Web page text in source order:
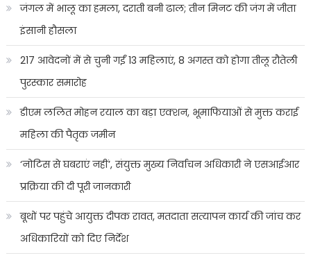
जंगल में भालू का हमला, दराती बनी ढाल; तीन मिनट की जंग में जीता
इंसानी हौसला
217 आवेदनों में से चुनी गईं 13 महिलाएं, 8 अगस्त को होगा तीलू रौतेली
पुरस्कार समारोह
डीएम ललित मोहन रयाल का बड़ा एक्शन, भूमाफियाओं से मुक्त कराई
महिला की पैतृक जमीन
‘नोटिस से घबराएं नहीं’, संयुक्त मुख्य निर्वाचन अधिकारी ने एसआईआर
प्रक्रिया की दी पूरी जानकारी
बूथों पर पहुंचे आयुक्त दीपक रावत, मतदाता सत्यापन कार्य की जांच कर
अधिकारियों को दिए निर्देश